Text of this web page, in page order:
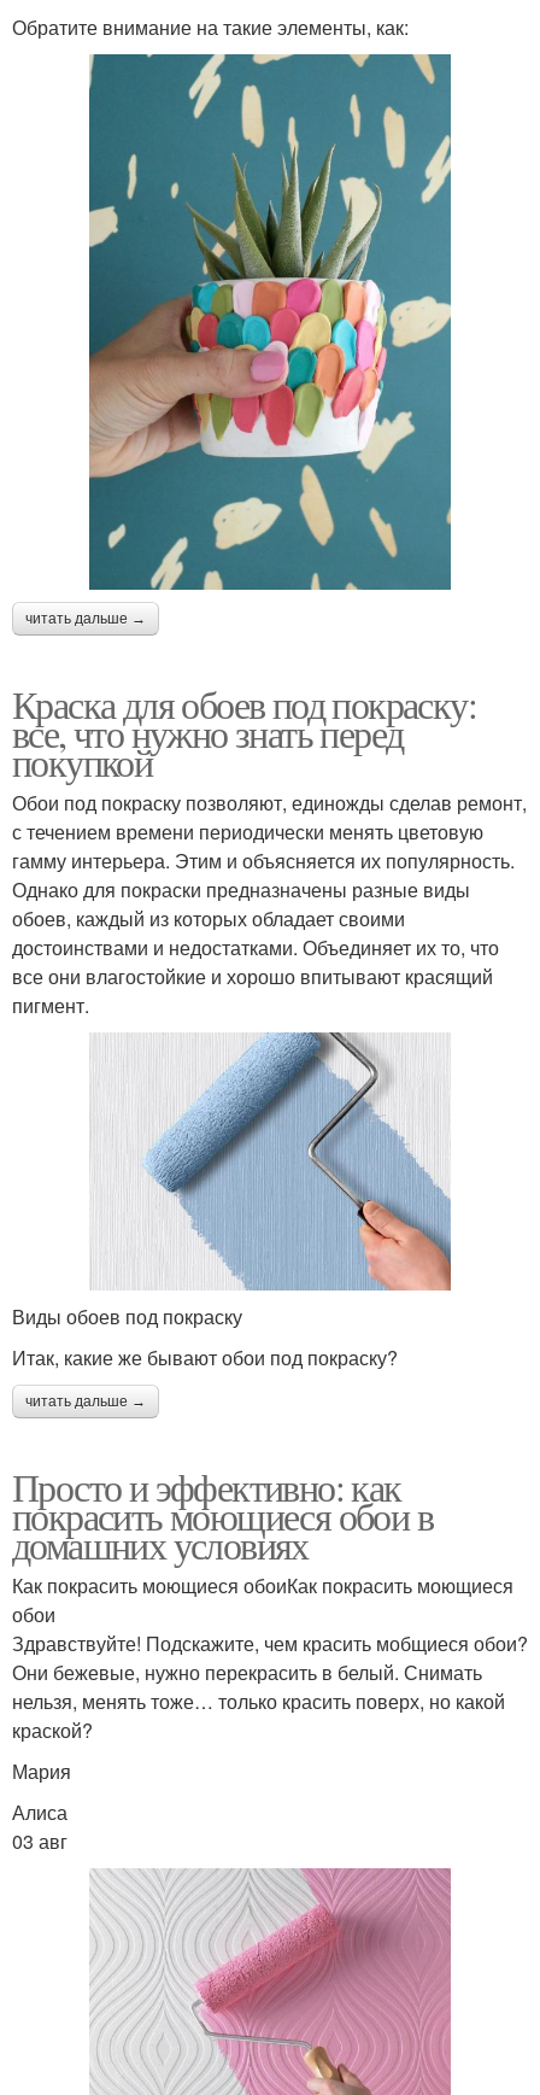
Обратите внимание на такие элементы, как:
читать дальше →
Краска для обоев под покраску:
все, что нужно знать перед
покупкой
Обои под покраску позволяют, единожды сделав ремонт,
с течением времени периодически менять цветовую
гамму интерьера. Этим и объясняется их популярность.
Однако для покраски предназначены разные виды
обоев, каждый из которых обладает своими
достоинствами и недостатками. Объединяет их то, что
все они влагостойкие и хорошо впитывают красящий
пигмент.
Виды обоев под покраску
Итак, какие же бывают обои под покраску?
читать дальше →
Просто и эффективно: как
покрасить моющиеся обои в
домашних условиях
Как покрасить моющиеся обоиКак покрасить моющиеся
обои
Здравствуйте! Подскажите, чем красить мобщиеся обои?
Они бежевые, нужно перекрасить в белый. Снимать
нельзя, менять тоже… только красить поверх, но какой
краской?
Мария
Алиса
03 авг